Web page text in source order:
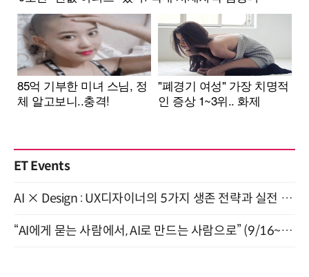
ET Events
AI × Design : UX디자이너의 5가지 생존 전략과 실전 대응 8월 28일 개최
“AI에게 묻는 사람에서, AI로 만드는 사람으로” (9/16~17)